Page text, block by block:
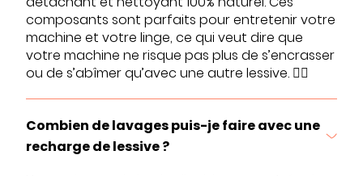
composants sont parfaits pour entretenir votre
machine et votre linge, ce qui veut dire que
votre machine ne risque pas plus de s’encrasser
ou de s’abîmer qu’avec une autre lessive. 👍🏼
Combien de lavages puis-je faire avec une
recharge de lessive ?